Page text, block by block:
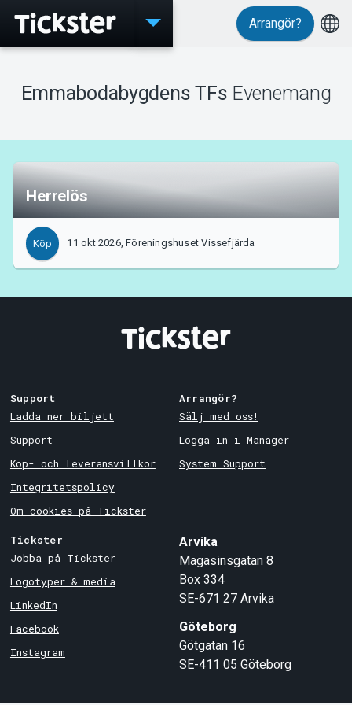
Evenemang
Support
Om Tickster
Arrangör?
Emmabodabygdens TFs Evenemang
Herrelös
Köp 11 okt 2026, Föreningshuset Vissefjärda
Support
Ladda ner biljett
Support
Köp- och leveransvillkor
Integritetspolicy
Om cookies på Tickster
Arrangör?
Sälj med oss!
Logga in i Manager
System Support
Tickster
Jobba på Tickster
Logotyper & media
LinkedIn
Facebook
Instagram
Arvika
Magasinsgatan 8
Box 334
SE-671 27 Arvika
Göteborg
Götgatan 16
SE-411 05 Göteborg